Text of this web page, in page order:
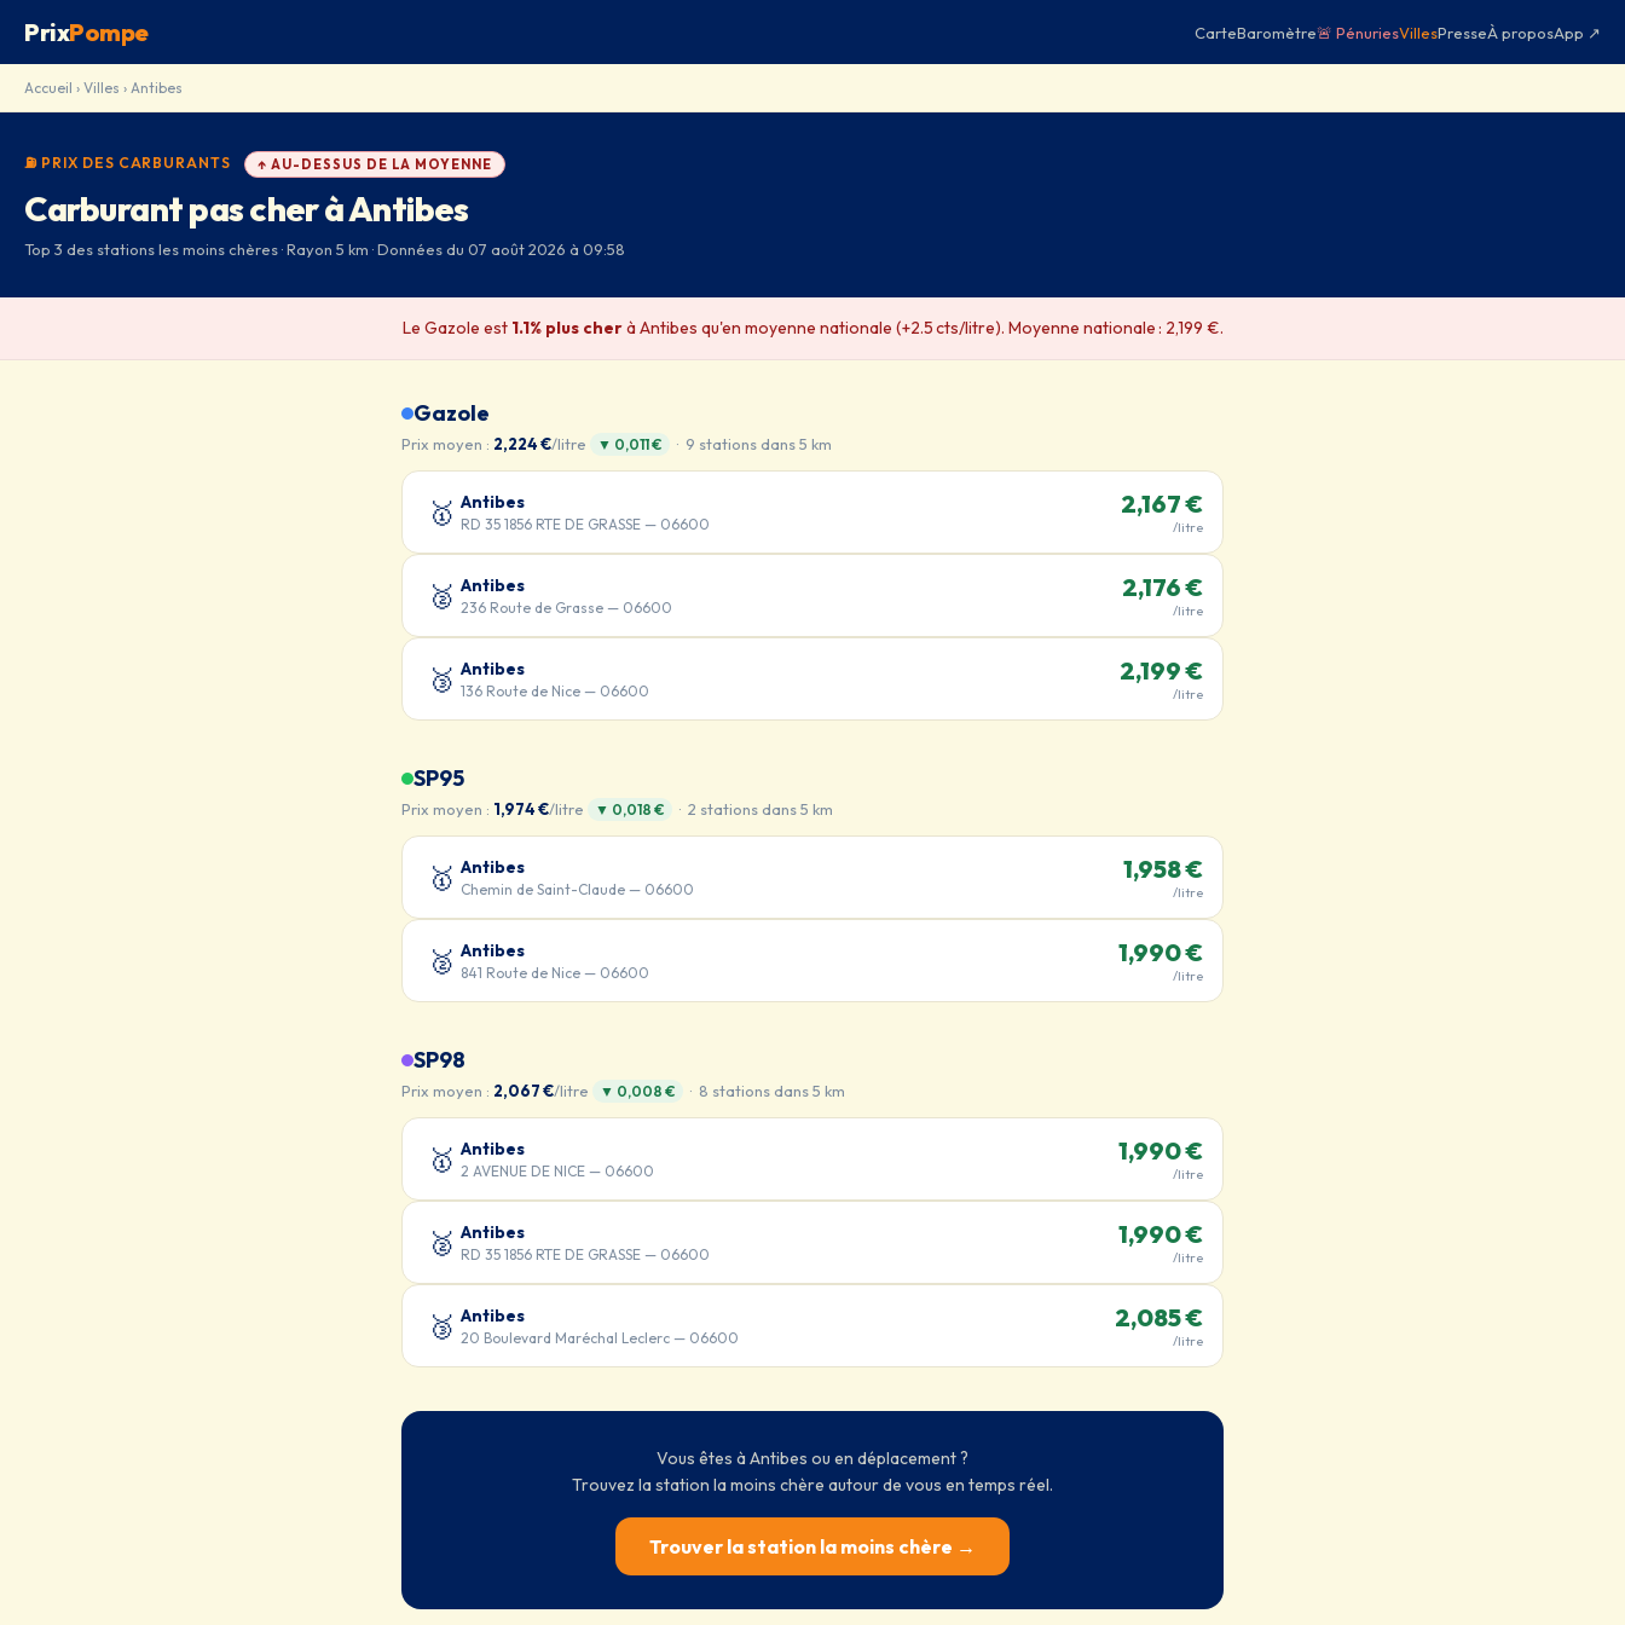
PrixPompe CarteBaromètre🚨 PénuriesVillesPresseÀ proposApp ↗
Accueil › Villes › Antibes
⛽ PRIX DES CARBURANTS ↑ AU-DESSUS DE LA MOYENNE
Carburant pas cher à Antibes
Top 3 des stations les moins chères · Rayon 5 km · Données du 07 août 2026 à 09:58
Le Gazole est 1.1% plus cherà Antibes qu'en moyenne nationale (+2.5 cts/litre). Moyenne nationale : 2,199 €.
Gazole
Prix moyen : 2,224 €/litre ▼ 0,011 € · 9 stations dans 5 km
🥇 Antibes
RD 35 1856 RTE DE GRASSE — 06600
2,167 €
/litre
🥈 Antibes
236 Route de Grasse — 06600
2,176 €
/litre
🥉 Antibes
136 Route de Nice — 06600
2,199 €
/litre
SP95
Prix moyen : 1,974 €/litre ▼ 0,018 € · 2 stations dans 5 km
🥇 Antibes
Chemin de Saint-Claude — 06600
1,958 €
/litre
🥈 Antibes
841 Route de Nice — 06600
1,990 €
/litre
SP98
Prix moyen : 2,067 €/litre ▼ 0,008 € · 8 stations dans 5 km
🥇 Antibes
2 AVENUE DE NICE — 06600
1,990 €
/litre
🥈 Antibes
RD 35 1856 RTE DE GRASSE — 06600
1,990 €
/litre
🥉 Antibes
20 Boulevard Maréchal Leclerc — 06600
2,085 €
/litre
Vous êtes à Antibes ou en déplacement ?
Trouvez la station la moins chère autour de vous en temps réel.
Trouver la station la moins chère →